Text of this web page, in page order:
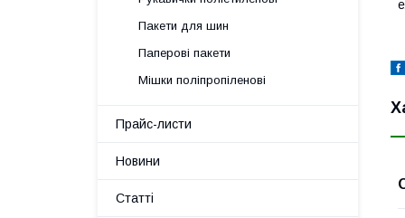
Пакети для шин
Паперові пакети
Мішки поліпропіленові
Прайс-листи
Новини
Статті